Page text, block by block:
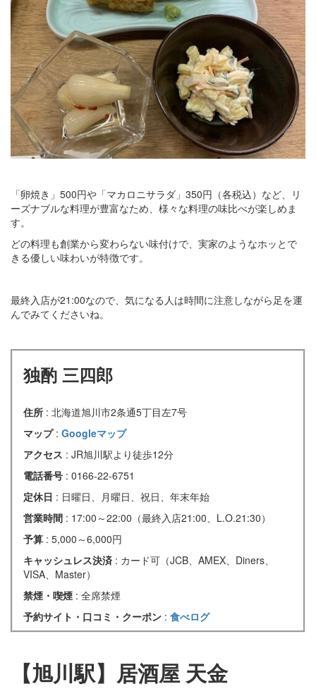
「卵焼き」500円や「マカロニサラダ」350円（各税込）など、リ
ーズナブルな料理が豊富なため、様々な料理の味比べが楽しめま
す。
どの料理も創業から変わらない味付けで、実家のようなホッとで
きる優しい味わいが特徴です。
最終入店が21:00なので、気になる人は時間に注意しながら足を運
んでみてくださいね。
独酌 三四郎
住所 : 北海道旭川市2条通5丁目左7号
マップ : Googleマップ
アクセス : JR旭川駅より徒歩12分
電話番号 : 0166-22-6751
定休日 : 日曜日、月曜日、祝日、年末年始
営業時間 : 17:00～22:00（最終入店21:00、L.O.21:30）
予算 : 5,000～6,000円
キャッシュレス決済 : カード可（JCB、AMEX、Diners、
VISA、Master）
禁煙・喫煙 : 全席禁煙
予約サイト・口コミ・クーポン : 食べログ
【旭川駅】居酒屋 天金